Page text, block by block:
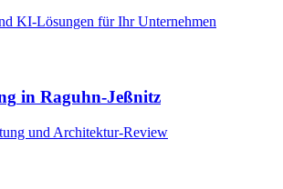
KI-Lösungen für Ihr Unternehmen
in Raguhn-Jeßnitz
und Architektur-Review